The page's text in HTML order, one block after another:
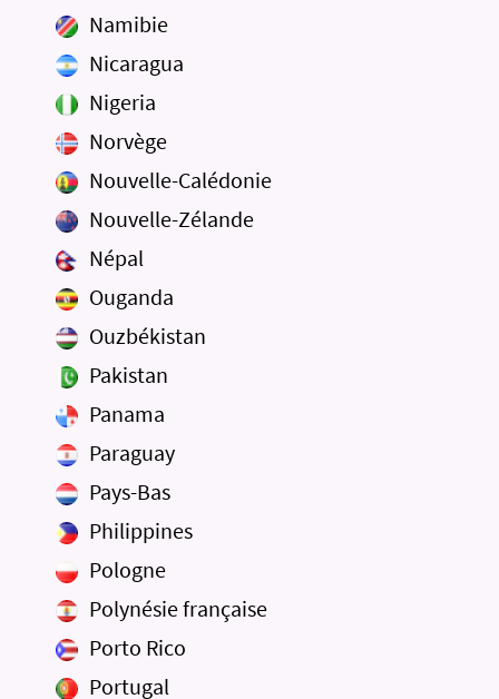
Namibie
Nicaragua
Nigeria
Norvège
Nouvelle-Calédonie
Nouvelle-Zélande
Népal
Ouganda
Ouzbékistan
Pakistan
Panama
Paraguay
Pays-Bas
Philippines
Pologne
Polynésie française
Porto Rico
Portugal